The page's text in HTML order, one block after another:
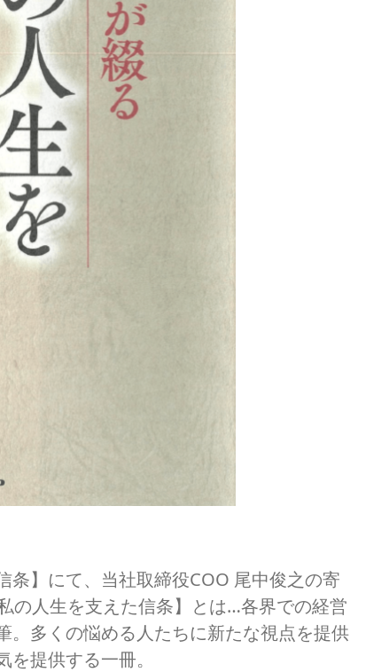
】にて、当社取締役COO 尾中俊之の寄
人生を支えた信条】とは…各界での経営
。多くの悩める人たちに新たな視点を提供
提供する一冊。